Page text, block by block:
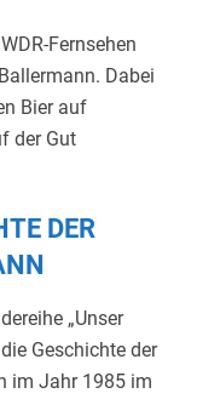
Fernsehen
Dabei
Bier auf
der Gut
DER
„Unser
Geschichte der
im Jahr 1985 im